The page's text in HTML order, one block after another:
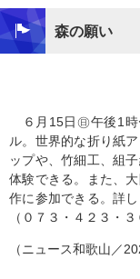
森の願い
６月15日㊐午後1時
ル。世界的な折り紙
ップや、竹細工、組
体験できる。また、
作に参加できる。詳
（０７３・４２３・３
（ニュース和歌山／